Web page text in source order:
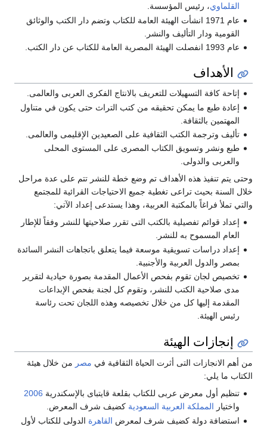
القلماوي، رئيس المؤسسة.
عام 1971 انشأت الهيئة العامة للكتاب وتضم دار الكتب والوثائق
القومية ودار التأليف والنشر.
عام 1993 انفصلت الهيئة المصرية العامة للكتاب عن دار الكتب.
الأهداف
إتاحة كافة التسهيلات للتعريف بالانتاج الفكرى العربى والعالمى.
إعادة طبع ما يمكن تحقيقه من كتب التراث حتى يكون في متناول
المهتمين بالثقافة.
تأليف وترجمة الكتب الثقافية على الصعيدين الإقليمى والعالمى.
طبع ونشر وتسويق الكتاب المصرى على المستوى المحلى
والعربى والدولى.
وحتى يتم تنفيذ هذه الأهداف تم وضع خطة للنشر تتم على عدة مراحل
خلال السنة بحيث تراعى تغطية جميع الاحتياجات القرائية للمجتمع
والتي تملأ فراغاً بالمكتبة العربية، وهذا يستدعى إعداد الآتي:
إعداد قوائم تفصيلية بالكتب التى تقرر صلاحيتها للنشر وفقاً للإطار
العام المسموح به للنشر.
إعداد دراسات تسويقية موسعة فيما يتعلق باتجاهات النشر السائدة
بمصر والدول العربية والأجنبية.
تخصيص لجان تقوم بفحص الأعمال المقدمة بصورة حيادية لتقرير
مدى صلاحية الكتب للنشر، وتقوم كل لجنة بفحص الإبداعات
المقدمة إليها كل من خلال تخصيصه وهذه اللجان تحت رئاسة
رئيس الهيئة.
إنجازات الهيئة
من أهم الانجازات التى أثرت الحياة الثقافية في مصر من خلال هيئة
الكتاب ما يلي:
تنظيم أول معرض عربى للكتاب بقلعة قايتباى بالإسكندرية 2006
واختيار المملكة العربية السعودية كضيف شرف المعرض.
استضافة دولة كضيف شرف لمعرض القاهرة الدولى للكتاب لأول